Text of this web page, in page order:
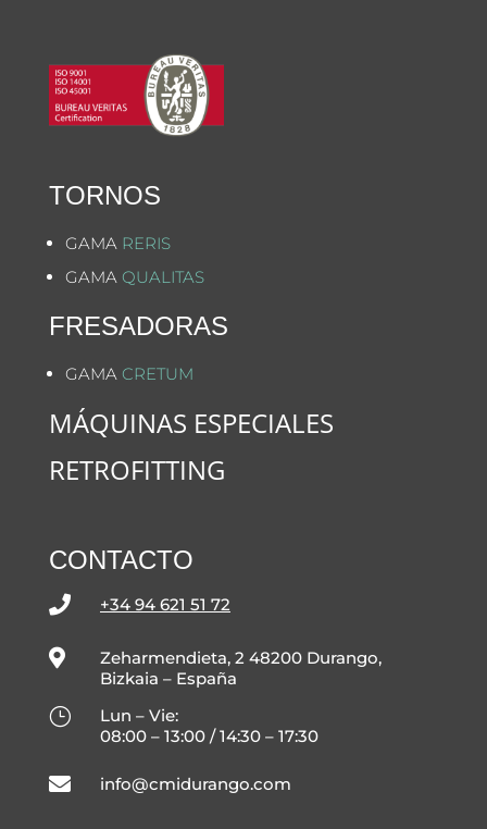
TORNOS
GAMA RERIS
GAMA QUALITAS
FRESADORAS
GAMA CRETUM
MÁQUINAS ESPECIALES
RETROFITTING
CONTACTO
 +34 94 621 51 72

Zeharmendieta, 2 48200 Durango,
Bizkaia – España
}
Lun – Vie:
08:00 – 13:00 / 14:30 – 17:30
 info@cmidurango.com